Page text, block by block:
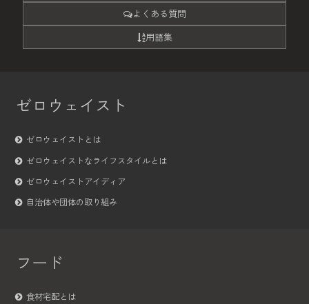
よくある質問
用語集
ゼロウェイスト
ゼロウェイストとは
ゼロウェイストなライフスタイルとは
ゼロウェイストアイディア
自治体や団体の取り組み
フード
食材宅配とは